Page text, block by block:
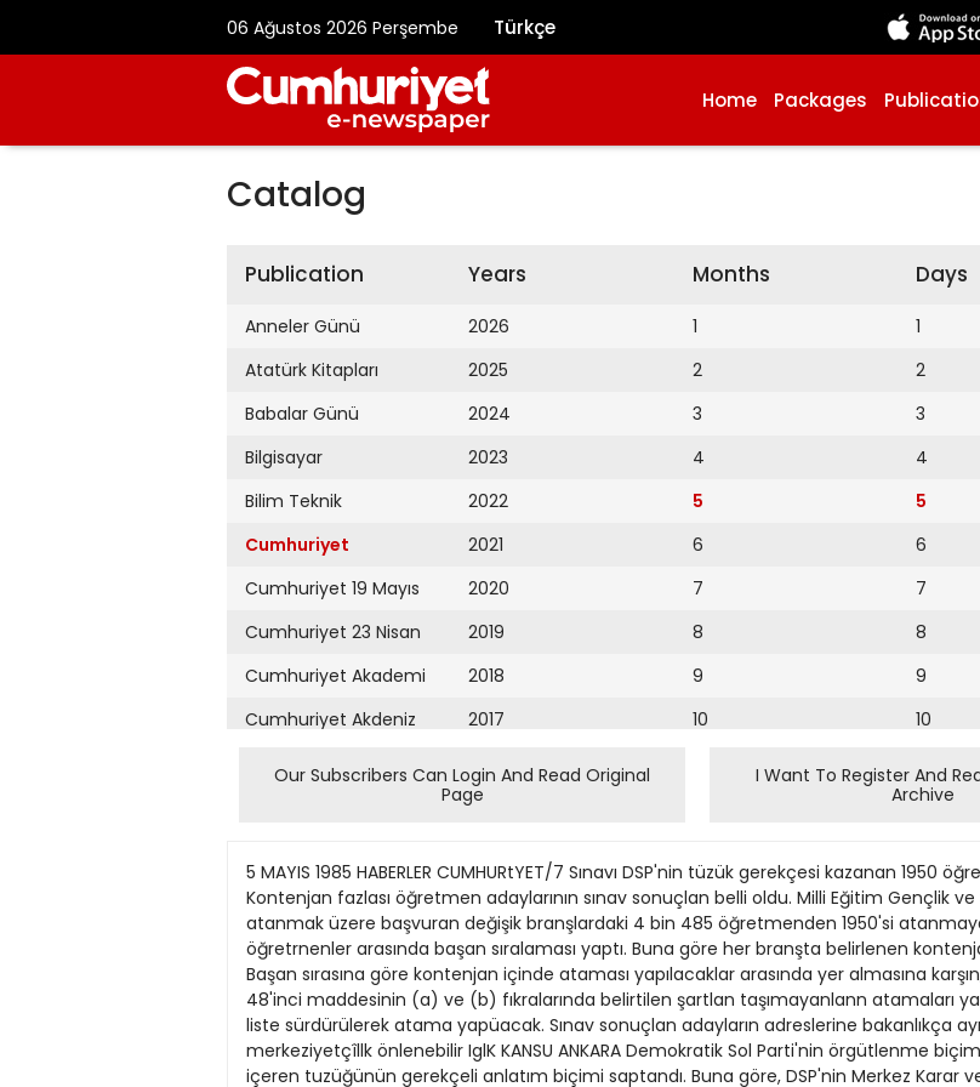
06 Ağustos 2026 Perşembe Türkçe
Home Packages
Catalog
Publication
Anneler Günü
Atatürk Kitapları
Babalar Günü
Bilgisayar
Bilim Teknik
Cumhuriyet
Cumhuriyet 19 Mayıs
Cumhuriyet 23 Nisan
Cumhuriyet Akademi
Cumhuriyet Akdeniz
Cumhuriyet Alışveriş
Cumhuriyet Ankara
Cumhuriyet Büyük
Taaruz
Cumhuriyet
Cumartesi
Cumhuriyet Çevre
Years
2026
2025
2024
2023
2022
2021
2020
2019
2018
2017
2016
2015
2013
2012
2011
2010
2009
Months
1
2
3
4
5
6
7
8
9
10
Days
1
2
3
4
5
6
7
8
9
10
11
12
14
15
16
17
18
Our Subscribers Can Login And Read Original
Page
I Want To Register And
Archive
5 MAYIS 1985 HABERLER CUMHURtYET/7 Sınavı DSP'nin tüzük gerekçesi kazanan 1950
Kontenjan fazlası öğretmen adaylarının sınav sonuçlan belli oldu. Milli Eğitim Gençlik ve
atanmak üzere başvuran değişik branşlardaki 4 bin 485 öğretmenden 1950'si atanmaya
öğretrnenler arasında başan sıralaması yaptı. Buna göre her branşta belirlenen
Başan sırasına göre kontenjan içinde ataması yapılacaklar arasında yer almasına
48'inci maddesinin (a) ve (b) fıkralarında belirtilen şartlan taşımayanlann atamaları
liste sürdürülerek atama yapüacak. Sınav sonuçlan adayların adreslerine bakanlıkça
merkeziyetçîllk önlenebilir IglK KANSU ANKARA Demokratik Sol Parti'nin örgütlenme
içeren tuzüğünün gerekçeli anlatım biçimi saptandı. Buna göre, DSP'nin Merkez Karar